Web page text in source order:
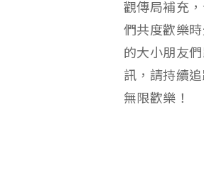
觀傳局補充
們共度歡樂
的大小朋友
訊，請持續
無限歡樂！